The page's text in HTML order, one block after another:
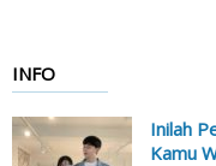
INFO
Inilah
Kamu